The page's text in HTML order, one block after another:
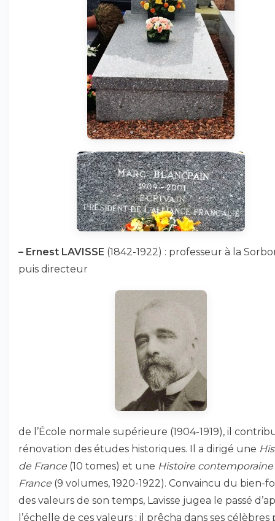
– Ernest LAVISSE (1842-1922) : professeur à la
puis directeur
de l’École normale supérieure (1904-1919), il
rénovation des études historiques. Il a dirigé une
de France (10 tomes) et une Histoire contemporaine
France (9 volumes, 1920-1922). Convaincu du bien-
des valeurs de son temps, Lavisse jugea le passé
l’échelle de ces valeurs : il prêcha dans ses célèbres